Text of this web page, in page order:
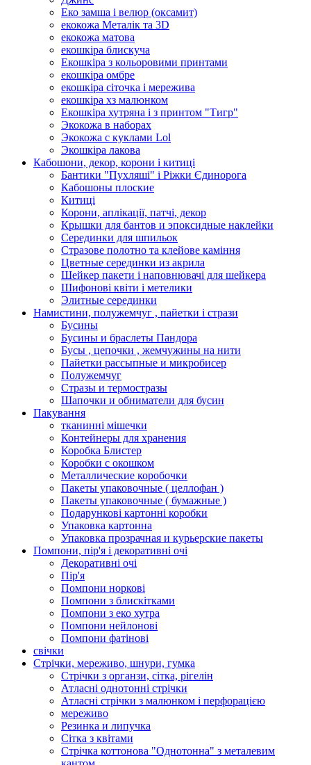
Еко замша і велюр (оксамит)
екокожа Металік та 3D
екокожа матова
екошкіра блискуча
Екошкіра з кольоровими принтами
екошкіра омбре
екошкіра сіточка і мережива
екошкіра хз малюнком
Екошкіра хутряна і з принтом "Тигр"
Экокожа в наборах
Экокожа с куклами Lol
Экошкiра лакова
Кабошони, декор, корони і китиці
Бантики "Пухляші" і Ріжки Єдинорога
Кабошоны плоские
Китиці
Корони, аплікації, патчі, декор
Крышки для бантов и эпоксидные наклейки
Серединки для шпильок
Стразове полотно та клейове каміння
Цветные серединки из акрила
Шейкер пакети і наповнювачі для шейкера
Шифонові квіти і метелики
Элитные серединки
Намистини, полужемчуг , пайетки і стрази
Бусины
Бусины и браслеты Пандора
Бусы , цепочки , жемчужины на нити
Пайетки рассыпные и микробисер
Полужемчуг
Стразы и термостразы
Шапочки и обниматели для бусин
Пакування
тканинні мішечки
Контейнеры для хранения
Коробка Блистер
Коробки с окошком
Металлические коробочки
Пакеты упаковочные ( целлофан )
Пакеты упаковочные ( бумажные )
Подарункові картонні коробки
Упаковка картонна
Упаковка прозрачная и курьерские пакеты
Помпони, пір'я і декоративні очі
Декоративні очі
Пір'я
Помпони норкові
Помпони з блискітками
Помпони з еко хутра
Помпони нейлонові
Помпони фатінові
свічки
Стрічки, мереживо, шнури, гумка
Стрічки з органзи, сітка, рігелін
Атласні однотонні стрічки
Атласні стрічки з малюнком і перфорацією
мереживо
Резинка и липучка
Сітка з квітами
Стрічка коттонова "Однотонна" з металевим